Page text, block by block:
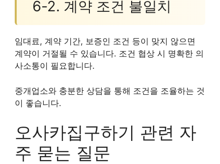
6-2. 계약 조건 불일치
임대료, 계약 기간, 보증인 조건 등이 맞지 않으면
계약이 거절될 수 있습니다. 조건 협상 시 명확한 의
사소통이 필요합니다.
중개업소와 충분한 상담을 통해 조건을 조율하는 것
이 좋습니다.
오사카집구하기 관련 자
주 묻는 질문